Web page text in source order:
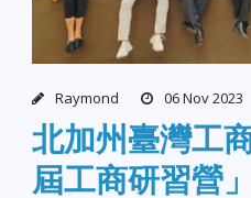
Raymond 06 Nov 2023
北加州臺灣工
屆工商研習營」